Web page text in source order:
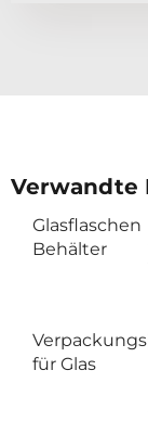
Verwandte
Glasflaschen
Behälter
für Glas